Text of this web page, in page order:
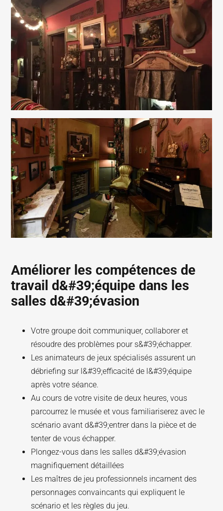
Améliorer les compétences de
travail d&#39;équipe dans les
salles d&#39;évasion
Votre groupe doit communiquer, collaborer et
résoudre des problèmes pour s&#39;échapper.
Les animateurs de jeux spécialisés assurent un
débriefing sur l&#39;efficacité de l&#39;équipe
après votre séance.
Au cours de votre visite de deux heures, vous
parcourrez le musée et vous familiariserez avec le
scénario avant d&#39;entrer dans la pièce et de
tenter de vous échapper.
Plongez-vous dans les salles d&#39;évasion
magnifiquement détaillées
Les maîtres de jeu professionnels incarnent des
personnages convaincants qui expliquent le
scénario et les règles du jeu.